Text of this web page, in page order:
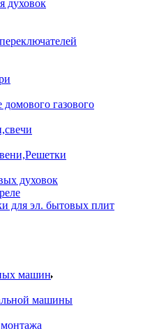
духовок
газового
духовок
для эл. бытовых плит
машин
машины